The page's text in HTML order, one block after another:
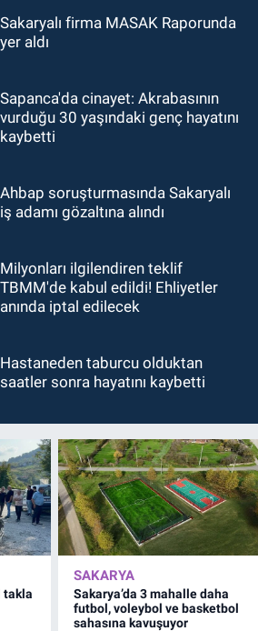
Sakaryalı firma MASAK Raporunda
yer aldı
Sapanca'da cinayet: Akrabasının
vurduğu 30 yaşındaki genç hayatını
kaybetti
Ahbap soruşturmasında Sakaryalı
iş adamı gözaltına alındı
Milyonları ilgilendiren teklif
TBMM'de kabul edildi! Ehliyetler
anında iptal edilecek
Hastaneden taburcu olduktan
saatler sonra hayatını kaybetti
takla
SAKARYA
Sakarya’da 3 mahalle daha
futbol, voleybol ve basketbol
sahasına kavuşuyor